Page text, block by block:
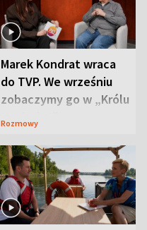
Marek Kondrat wraca
do TVP. We wrześniu
zobaczymy go w „Królu
Maciusiu I”
Rozmowy